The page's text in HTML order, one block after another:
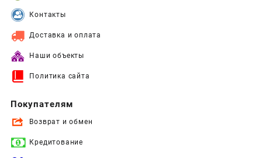
Контакты
Доставка и оплата
Наши объекты
Политика сайта
Покупателям
Возврат и обмен
Кредитование